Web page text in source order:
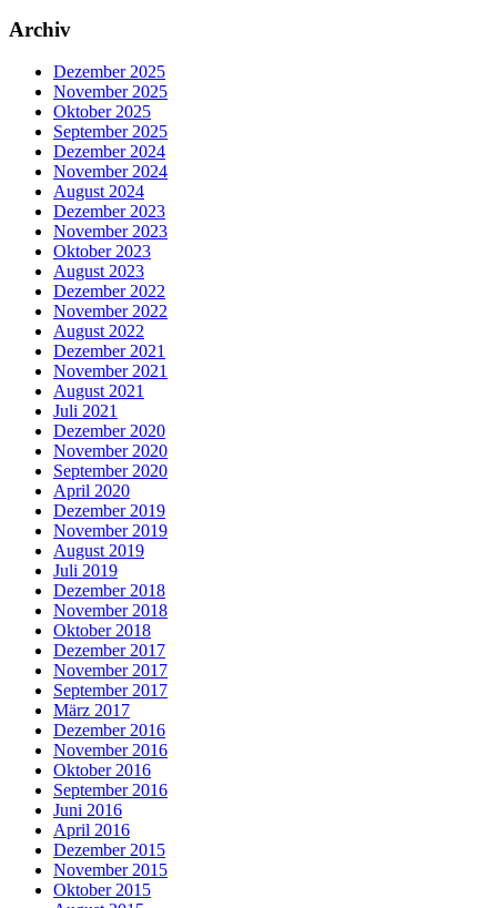
Archiv
Dezember 2025
November 2025
Oktober 2025
September 2025
Dezember 2024
November 2024
August 2024
Dezember 2023
November 2023
Oktober 2023
August 2023
Dezember 2022
November 2022
August 2022
Dezember 2021
November 2021
August 2021
Juli 2021
Dezember 2020
November 2020
September 2020
April 2020
Dezember 2019
November 2019
August 2019
Juli 2019
Dezember 2018
November 2018
Oktober 2018
Dezember 2017
November 2017
September 2017
März 2017
Dezember 2016
November 2016
Oktober 2016
September 2016
Juni 2016
April 2016
Dezember 2015
November 2015
Oktober 2015